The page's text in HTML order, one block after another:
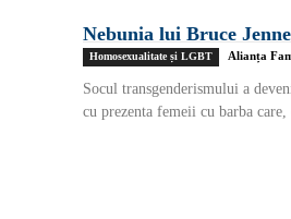
Nebunia lui Bruce
Homosexualitate și LGBT Alianța
Socul transgenderismului a
cu prezenta femeii cu barba